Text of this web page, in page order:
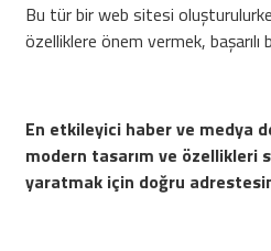
Bu tür bir web sitesi
özelliklere önem vermek,
En etkileyici haber ve medya
modern tasarım ve özellikleri
yaratmak için doğru